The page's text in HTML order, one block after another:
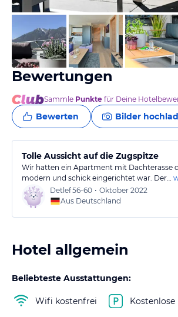
von Booking.com
Bewertungen
Sammle Punkte für Deine
Bewerten Bilder
Tolle Aussicht auf die Zugspitze
Wir hatten ein Apartment mit Dachterasse
modern und schick eingerichtet war. Der…
Detlef56-60 • Oktober 2022
Aus Deutschland
Hotel allgemein
Beliebteste Ausstattungen:
Wifi kostenfrei